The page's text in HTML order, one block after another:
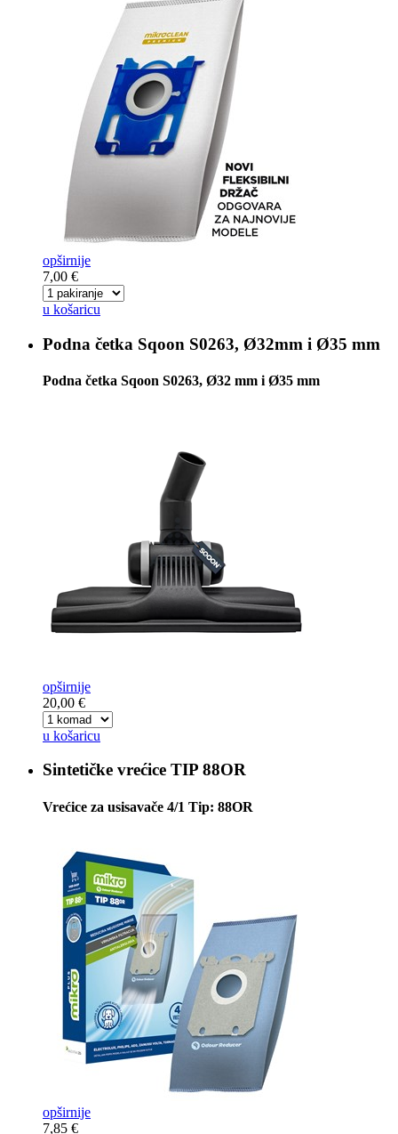
opširnije
7,00 €
u košaricu
Podna četka Sqoon S0263, Ø32mm i Ø35 mm
Podna četka Sqoon S0263, Ø32 mm i Ø35 mm
opširnije
20,00 €
u košaricu
Sintetičke vrećice TIP 88OR
Vrećice za usisavače 4/1 Tip: 88OR
opširnije
7,85 €